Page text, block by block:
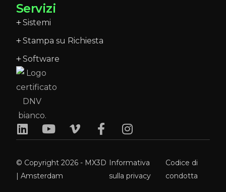
Servizi
Sistemi
Stampa su Richiesta
Software
© Copyright 2026 - MX3D
| Amsterdam
Informativa
sulla privacy
Codice di
condotta